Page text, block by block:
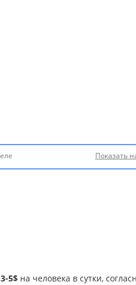
Показать
3-5$на человека в сутки,